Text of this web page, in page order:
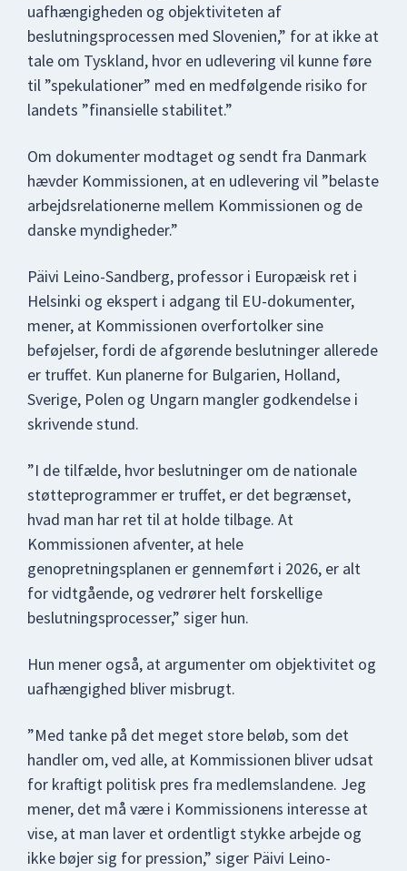
uafhængigheden og objektiviteten af
beslutningsprocessen med Slovenien,” for at ikke at
tale om Tyskland, hvor en udlevering vil kunne føre
til ”spekulationer” med en medfølgende risiko for
landets ”finansielle stabilitet.”
Om dokumenter modtaget og sendt fra Danmark
hævder Kommissionen, at en udlevering vil ”belaste
arbejdsrelationerne mellem Kommissionen og de
danske myndigheder.”
Päivi Leino-Sandberg, professor i Europæisk ret i
Helsinki og ekspert i adgang til EU-dokumenter,
mener, at Kommissionen overfortolker sine
beføjelser, fordi de afgørende beslutninger allerede
er truffet. Kun planerne for Bulgarien, Holland,
Sverige, Polen og Ungarn mangler godkendelse i
skrivende stund.
”I de tilfælde, hvor beslutninger om de nationale
støtteprogrammer er truffet, er det begrænset,
hvad man har ret til at holde tilbage. At
Kommissionen afventer, at hele
genopretningsplanen er gennemført i 2026, er alt
for vidtgående, og vedrører helt forskellige
beslutningsprocesser,” siger hun.
Hun mener også, at argumenter om objektivitet og
uafhængighed bliver misbrugt.
”Med tanke på det meget store beløb, som det
handler om, ved alle, at Kommissionen bliver udsat
for kraftigt politisk pres fra medlemslandene. Jeg
mener, det må være i Kommissionens interesse at
vise, at man laver et ordentligt stykke arbejde og
ikke bøjer sig for pression,” siger Päivi Leino-